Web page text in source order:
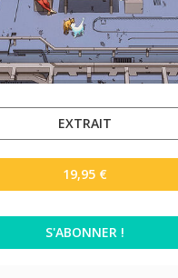
EXTRAIT
19,95 €
S'ABONNER !